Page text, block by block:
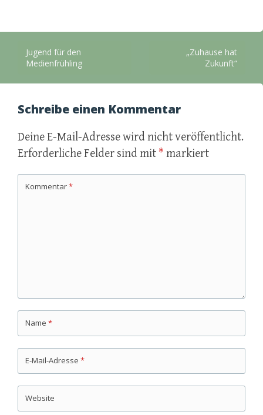
Beitragsnavigation
Jugend für den
Medienfrühling
„Zuhause hat
Zukunft“
Schreibe einen Kommentar
Deine E-Mail-Adresse wird nicht veröffentlicht.
Erforderliche Felder sind mit * markiert
Kommentar*
Name *
E-Mail-Adresse *
Website